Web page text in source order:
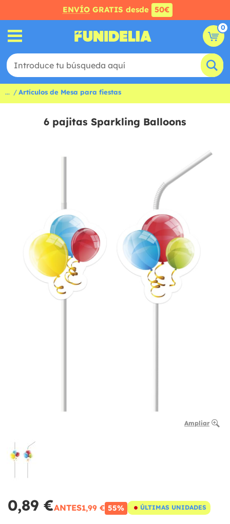
ENVÍO GRATIS desde 50€
0
... Artículos de Mesa para fiestas
6 pajitas Sparkling Balloons
Ampliar
0,89 €ANTES1,99 € 55% ÚLTIMAS UNIDADES